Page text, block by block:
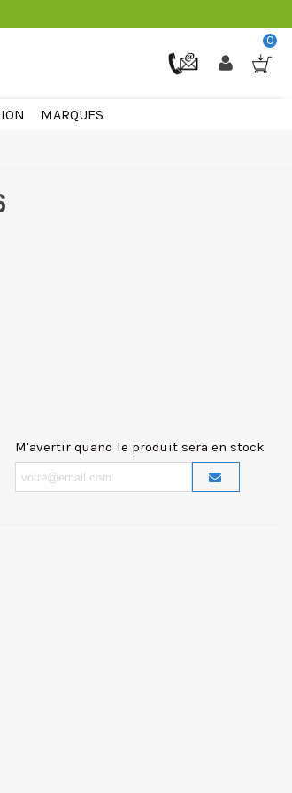
0
MARQUES
M'avertir quand le produit sera en stock